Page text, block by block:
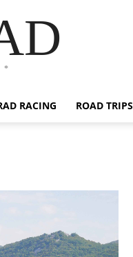
*
RACING ROAD TRIPS